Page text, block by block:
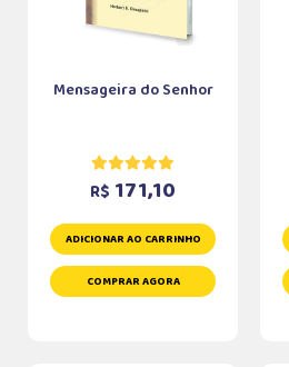
Mensageira do Senhor
R$ 171,10
ADICIONAR AO CARRINHO
COMPRAR AGORA